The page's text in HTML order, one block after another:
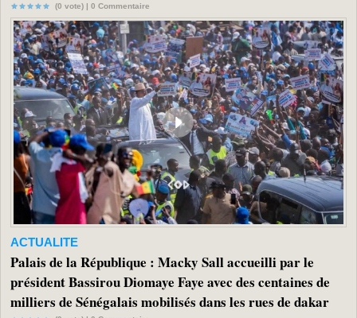
(0 vote) | 0 Commentaire
ACTUALITE
Palais de la République : Macky Sall accueilli par le
président Bassirou Diomaye Faye avec des centaines de
milliers de Sénégalais mobilisés dans les rues de dakar